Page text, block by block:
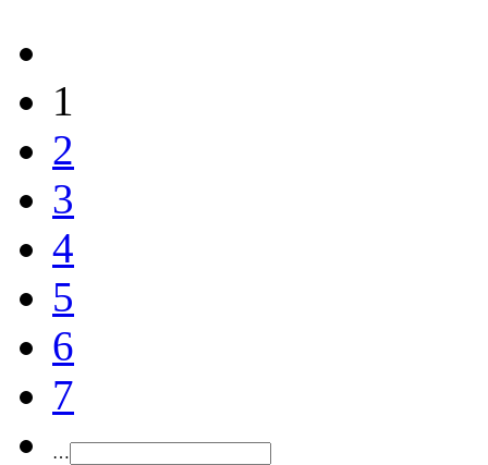
1
2
3
4
5
6
7
…